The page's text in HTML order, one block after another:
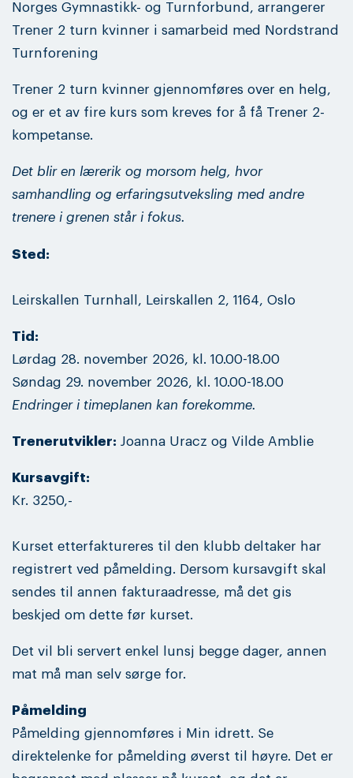
Norges Gymnastikk- og Turnforbund, arrangerer
Trener 2 turn kvinner i samarbeid med Nordstrand
Turnforening
Trener 2 turn kvinner gjennomføres over en helg,
og er et av fire kurs som kreves for å få Trener 2-
kompetanse.
Det blir en lærerik og morsom helg, hvor
samhandling og erfaringsutveksling med andre
trenere i grenen står i fokus.
Sted:
Leirskallen Turnhall, Leirskallen 2, 1164, Oslo
Tid:
Lørdag 28. november 2026, kl. 10.00-18.00
Søndag 29. november 2026, kl. 10.00-18.00
Endringer i timeplanen kan forekomme.
Trenerutvikler: Joanna Uracz og Vilde Amblie
Kursavgift:
Kr. 3250,-
Kurset etterfaktureres til den klubb deltaker har
registrert ved påmelding. Dersom kursavgift skal
sendes til annen fakturaadresse, må det gis
beskjed om dette før kurset.
Det vil bli servert enkel lunsj begge dager, annen
mat må man selv sørge for.
Påmelding
Påmelding gjennomføres i Min idrett. Se
direktelenke for påmelding øverst til høyre. Det er